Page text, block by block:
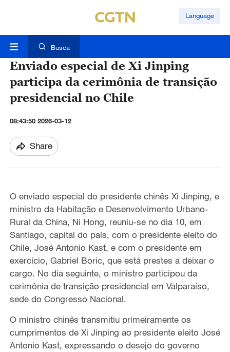
Language
Busca
Enviado especial de Xi Jinping
participa da cerimônia de transição
presidencial no Chile
08:43:50 2026-03-12
Share
O enviado especial do presidente chinês Xi Jinping, e
ministro da Habitação e Desenvolvimento Urbano-
Rural da China, Ni Hong, reuniu-se no dia 10, em
Santiago, capital do país, com o presidente eleito do
Chile, José Antonio Kast, e com o presidente em
exercício, Gabriel Boric, que está prestes a deixar o
cargo. No dia seguinte, o ministro participou da
cerimônia de transição presidencial em Valparaíso,
sede do Congresso Nacional.
O ministro chinês transmitiu primeiramente os
cumprimentos de Xi Jinping ao presidente eleito José
Antonio Kast, expressando o desejo do governo